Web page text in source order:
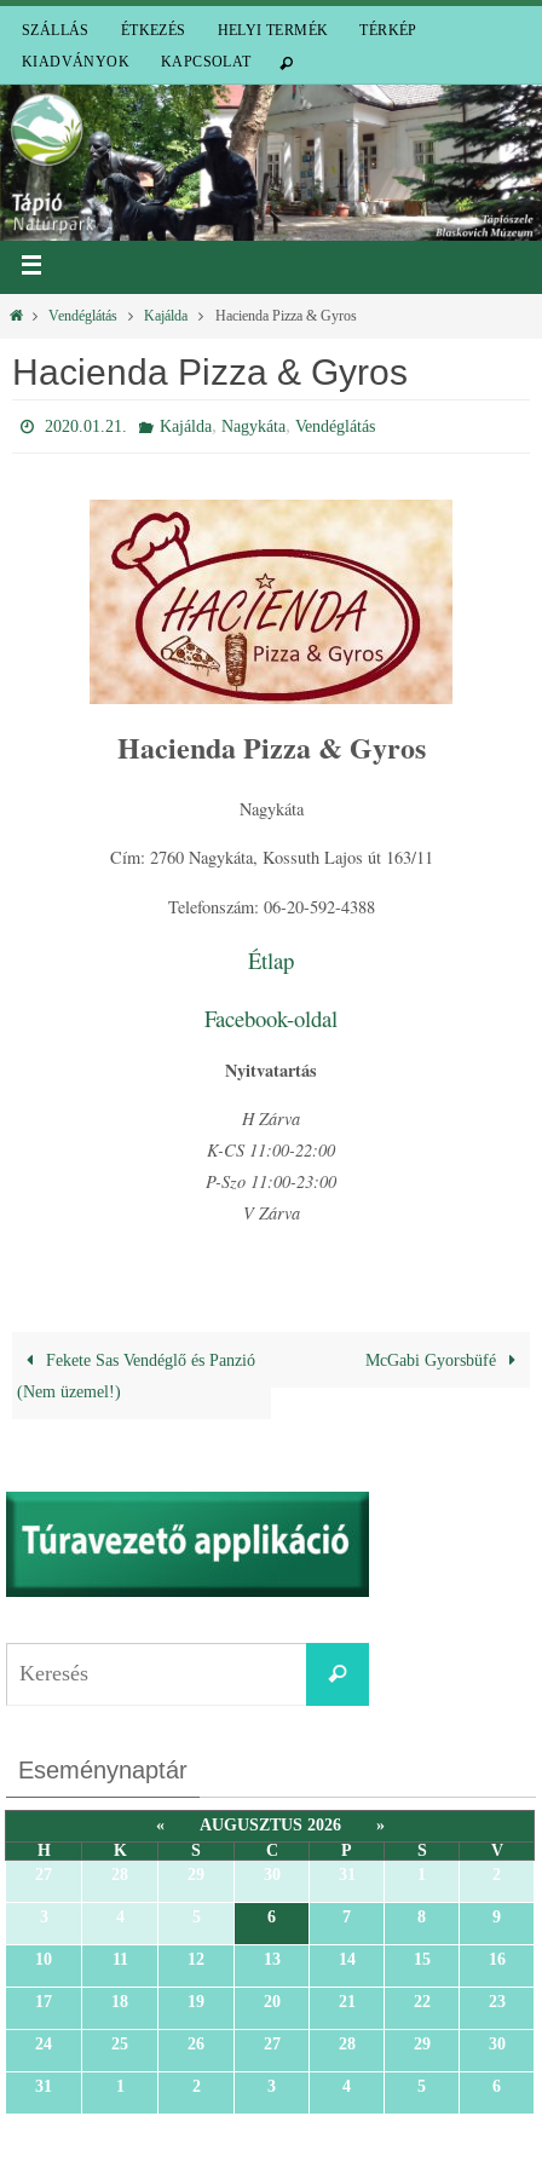
SZÁLLÁS ÉTKEZÉS HELYI TERMÉK
TÉRKÉP
KIADVÁNYOK
KAPCSOLAT
Vendéglátás Kajálda Hacienda Pizza & Gyros
Hacienda Pizza & Gyros
2020.01.21. Kajálda, Nagykáta, Vendéglátás
Hacienda Pizza & Gyros
Nagykáta
Cím: 2760 Nagykáta, Kossuth Lajos út 163/11
Telefonszám: 06-20-592-4388
Étlap
Facebook-oldal
Nyitvatartás
H Zárva
K-CS 11:00-22:00
P-Szo 11:00-23:00
V Zárva
Fekete Sas Vendéglő és Panzió
(Nem üzemel!)
McGabi Gyorsbüfé
Eseménynaptár
« AUGUSZTUS 2026
»
H
K S C P S
V
27
28 29 30 31 1 2
3 4 5 6 7 8 9
10 11 12 13 14 15 16
17 18 19 20 21 22 23
24 25 26 27 28 29 30
31 1 2 3 4 5 6